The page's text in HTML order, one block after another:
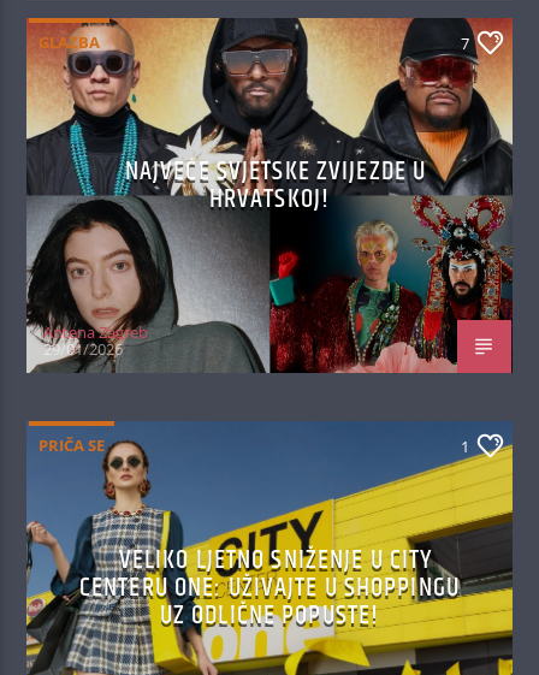
GLAZBA 7
NAJVEĆE SVJETSKE ZVIJEZDE U
HRVATSKOJ!
Antena Zagreb
29/01/2026
PRIČA SE 1
VELIKO LJETNO SNIŽENJE U CITY
CENTERU ONE: UŽIVAJTE U SHOPPINGU
UZ ODLIČNE POPUSTE!